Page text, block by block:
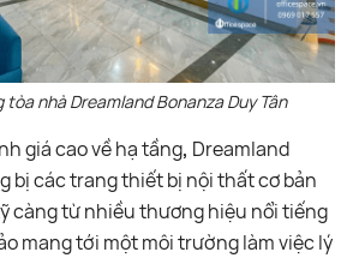
tòa nhà Dreamland Bonanza Duy Tân
giá cao về hạ tầng, Dreamland
bị các trang thiết bị nội thất cơ bản
càng từ nhiều thương hiệu nổi tiếng
mang tới một môi trường làm việc lý